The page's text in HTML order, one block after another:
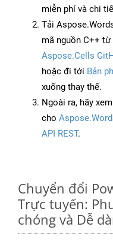
miễn phí và chi
Tải
mã nguồn C++ từ
Aspose.Cells
hoặc đi tới Bản
xuống thay thế.
Ngoài ra, hãy
cho
API REST.
Chuyển đổi
Trực tuyến:
chóng và Dễ